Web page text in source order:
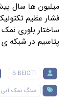
میلیون ها سال
فشار عظیم
ساختار بلوری
پتاسیم در شبکه ی
B.BEIOTI
سنگ نمک آبی